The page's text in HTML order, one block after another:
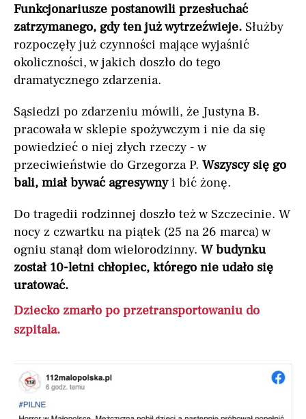
Funkcjonariusze postanowili przesłuchać
zatrzymanego, gdy ten już wytrzeźwieje. Służby
rozpoczęły już czynności mające wyjaśnić
okoliczności, w jakich doszło do tego
dramatycznego zdarzenia.
Sąsiedzi po zdarzeniu mówili, że Justyna B.
pracowała w sklepie spożywczym i nie da się
powiedzieć o niej złych rzeczy - w
przeciwieństwie do Grzegorza P. Wszyscy się go
bali, miał bywać agresywnyi bić żonę.
Do tragedii rodzinnej doszło też w Szczecinie. W
nocy z czwartku na piątek (25 na 26 marca) w
ogniu stanął dom wielorodzinny. W budynku
został 10-letni chłopiec, którego nie udało się
uratować.
Dziecko zmarło po przetransportowaniu do
szpitala.